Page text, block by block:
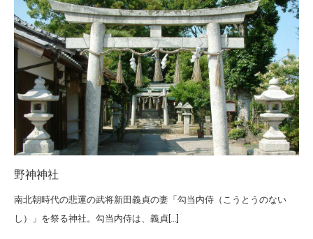
野神神社
南北朝時代の悲運の武将新田義貞の妻「勾当内侍（こうとうのない
し）」を祭る神社。勾当内侍は、義貞[...]